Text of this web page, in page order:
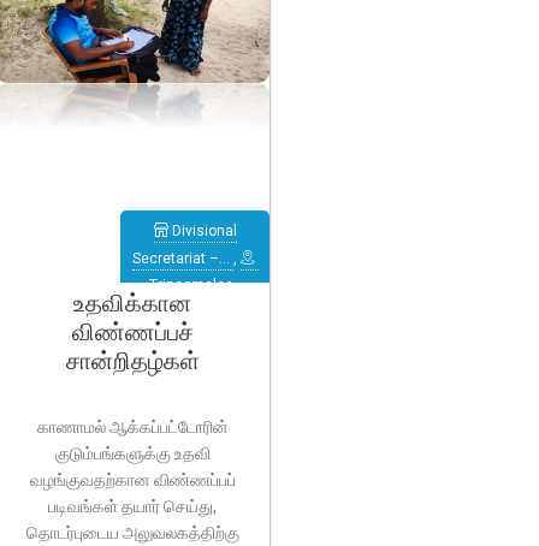
உதவிக்கான
விண்ணப்பச்
சான்றிதழ்கள்
Divisional
Secretariat –… ,
Trincomalee ,
Verugal
(Eachchilampattu)
காணாமல் ஆக்கப்பட்டோரின்
குடும்பங்களுக்கு உதவி
வழங்குவதற்கான விண்ணப்பப்
படிவங்கள் தயார் செய்து,
தொடர்புடைய அலுவலகத்திற்கு